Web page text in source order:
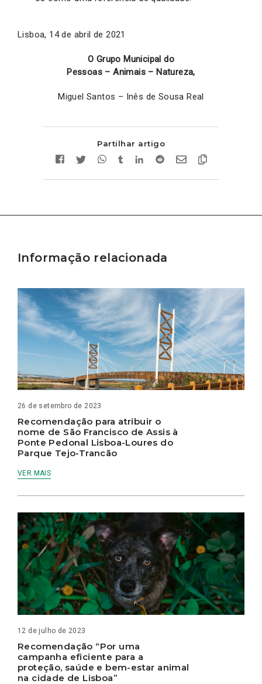
Lisboa, 14 de abril de 2021
O Grupo Municipal do
Pessoas – Animais – Natureza,
Miguel Santos – Inês de Sousa Real
Partilhar artigo
Informação relacionada
26 de setembro de 2023
Recomendação para atribuir o
nome de São Francisco de Assis à
Ponte Pedonal Lisboa-Loures do
Parque Tejo-Trancão
VER MAIS
12 de julho de 2023
Recomendação “Por uma
campanha eficiente para a
proteção, saúde e bem-estar animal
na cidade de Lisboa”